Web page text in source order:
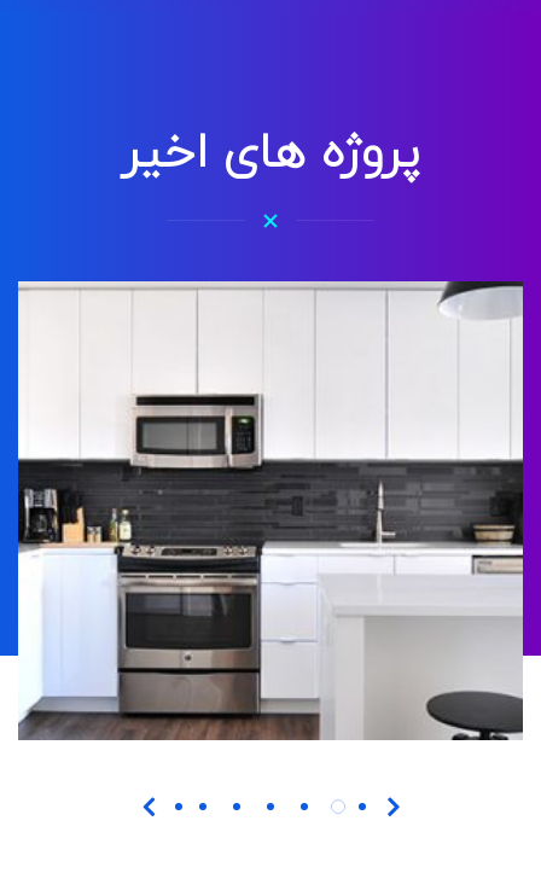
پروژه های اخیر